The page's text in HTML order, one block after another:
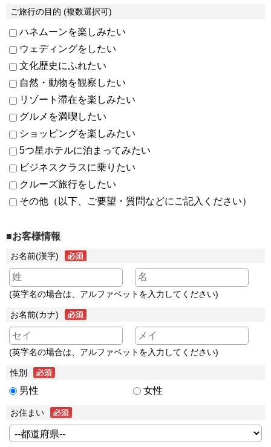
ご旅行の目的 (複数選択可)
ハネムーンを楽しみたい
ウェディングをしたい
文化歴史にふれたい
自然・動物を観察したい
リゾート滞在を楽しみたい
グルメを満喫したい
ショッピングを楽しみたい
5つ星ホテルに泊まってみたい
ビジネスクラスに乗りたい
クルーズ旅行をしたい
その他（以下、ご要望・質問などにご記入ください）
■お客様情報
お名前(漢字)
(英字名の場合は、アルファベットを入力してください)
お名前(カナ)
(英字名の場合は、アルファベットを入力してください)
性別
男性 女性
お住まい